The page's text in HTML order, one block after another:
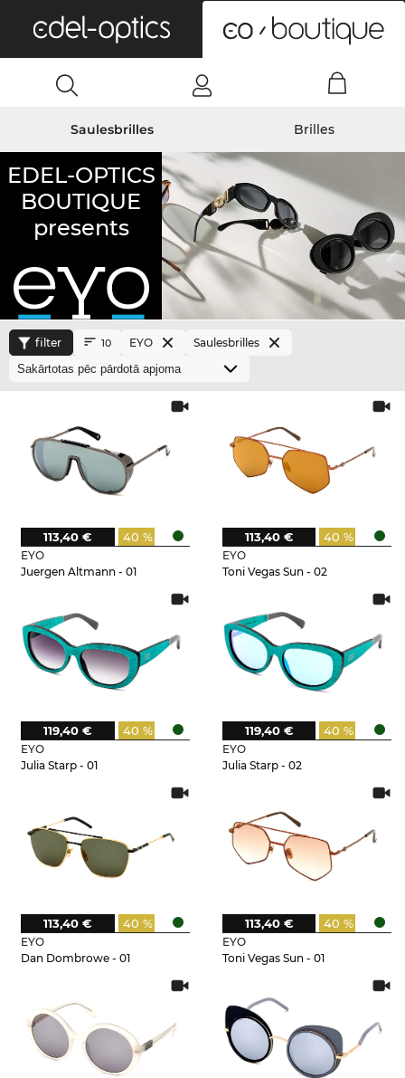
Saulesbrilles Brilles
EDEL-OPTICS
BOUTIQUE
presents
filter 10 EYO Saulesbrilles
EYO
Juergen Altmann - 01
40 %
113,40 €
EYO
Toni Vegas Sun - 02
40 %
113,40 €
EYO
Julia Starp - 01
40 %
119,40 €
EYO
Julia Starp - 02
40 %
119,40 €
EYO
Dan Dombrowe - 01
40 %
113,40 €
EYO
Toni Vegas Sun - 01
40 %
113,40 €